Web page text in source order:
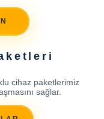
cihaz paketlerimiz
sağlar.